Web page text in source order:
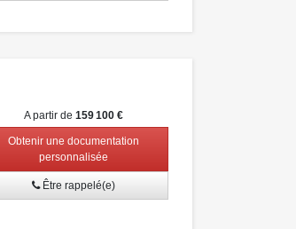
A partir de159 100 €
Obtenir une documentation
personnalisée
Être rappelé(e)